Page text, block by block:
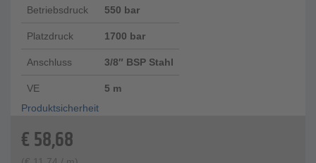
Betriebsdruck 550 bar
Platzdruck 1700 bar
Anschluss 3/8″ BSP Stahl
VE
5 m
Produktsicherheit
€58,68